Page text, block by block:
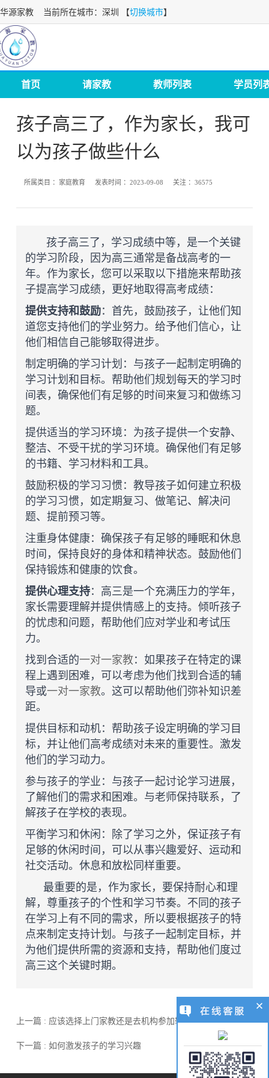
华源家教 当前所在城市：深圳 【切换城市】
首页 请家教 教师列表 学员列
孩子高三了，作为家长，我可
以为孩子做些什么
所属类目 ： 家庭教育 发表时间 ：2023-09-08 关注 ：36575
孩子高三了，学习成绩中等，是一个关键
的学习阶段，因为高三通常是备战高考的一
年。作为家长，您可以采取以下措施来帮助孩
子提高学习成绩，更好地取得高考成绩：
提供支持和鼓励：首先，鼓励孩子，让他们知
道您支持他们的学业努力。给予他们信心，让
他们相信自己能够取得进步。
制定明确的学习计划：与孩子一起制定明确的
学习计划和目标。帮助他们规划每天的学习时
间表，确保他们有足够的时间来复习和做练习
题。
提供适当的学习环境：为孩子提供一个安静、
整洁、不受干扰的学习环境。确保他们有足够
的书籍、学习材料和工具。
鼓励积极的学习习惯：教导孩子如何建立积极
的学习习惯，如定期复习、做笔记、解决问
题、提前预习等。
注重身体健康：确保孩子有足够的睡眠和休息
时间，保持良好的身体和精神状态。鼓励他们
保持锻炼和健康的饮食。
提供心理支持：高三是一个充满压力的学年，
家长需要理解并提供情感上的支持。倾听孩子
的忧虑和问题，帮助他们应对学业和考试压
力。
找到合适的一对一家教：如果孩子在特定的课
程上遇到困难，可以考虑为他们找到合适的辅
导或一对一家教。这可以帮助他们弥补知识差
距。
提供目标和动机：帮助孩子设定明确的学习目
标，并让他们高考成绩对未来的重要性。激发
他们的学习动力。
参与孩子的学业：与孩子一起讨论学习进展，
了解他们的需求和困难。与老师保持联系，了
解孩子在学校的表现。
平衡学习和休闲：除了学习之外，保证孩子有
足够的休闲时间，可以从事兴趣爱好、运动和
社交活动。休息和放松同样重要。
最重要的是，作为家长，要保持耐心和理
解，尊重孩子的个性和学习节奏。不同的孩子
在学习上有不同的需求，所以要根据孩子的特
点来制定支持计划。与孩子一起制定目标，并
为他们提供所需的资源和支持，帮助他们度过
高三这个关键时期。
上一篇 : 应该选择上门家教还是去机构参加辅导
下一篇 : 如何激发孩子的学习兴趣